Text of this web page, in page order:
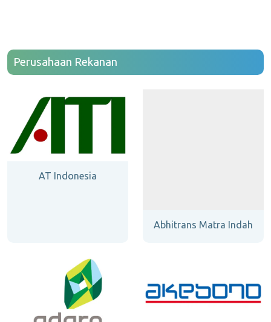
Perusahaan Rekanan
AT Indonesia
Abhitrans Matra Indah